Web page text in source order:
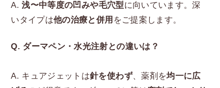
A.浅〜中等度の凹みや毛穴型に向いています。深
いタイプは他の治療と併用 をご提案します。
Q. ダーマペン・水光注射との違いは？
A. キュアジェットは針を使わず、薬剤を均一に広